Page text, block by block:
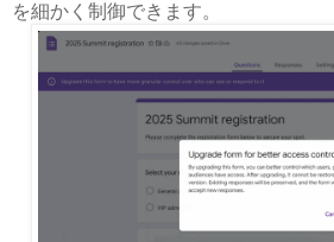
を細かく制御できます。